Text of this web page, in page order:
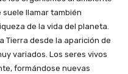
llamar también
de la vida del planeta.
Tierra desde la aparición de
variados. Los seres vivos
formándose nuevas